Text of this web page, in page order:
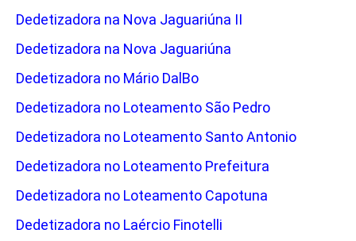
Dedetizadora na Nova Jaguariúna II
Dedetizadora na Nova Jaguariúna
Dedetizadora no Mário DalBo
Dedetizadora no Loteamento São Pedro
Dedetizadora no Loteamento Santo Antonio
Dedetizadora no Loteamento Prefeitura
Dedetizadora no Loteamento Capotuna
Dedetizadora no Laércio Finotelli